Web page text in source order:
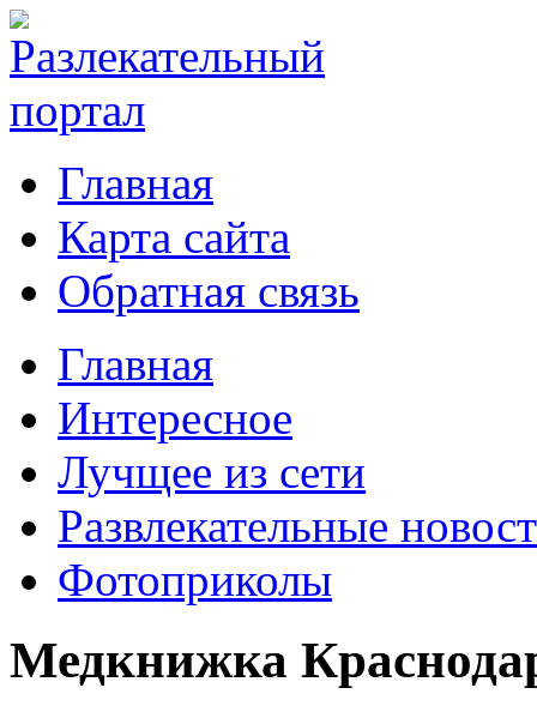
Главная
Карта сайта
Обратная связь
Главная
Интересное
Лучщее из сети
Развлекательные
Фотоприколы
Медкнижка